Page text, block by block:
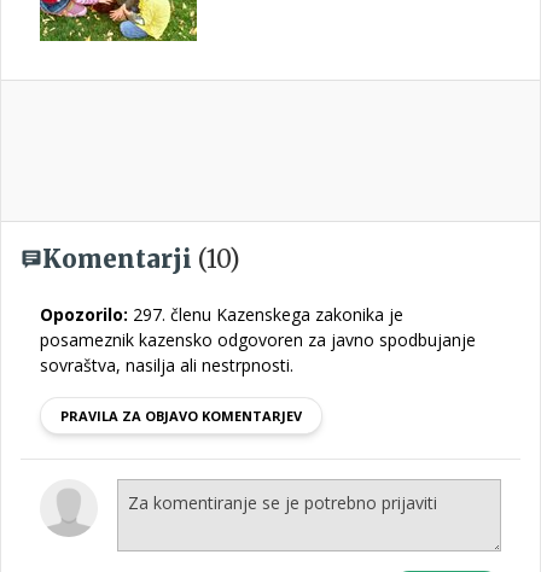
Komentarji (10)
Opozorilo: 297. členu Kazenskega zakonika je
posameznik kazensko odgovoren za javno spodbujanje
sovraštva, nasilja ali nestrpnosti.
PRAVILA ZA OBJAVO KOMENTARJEV